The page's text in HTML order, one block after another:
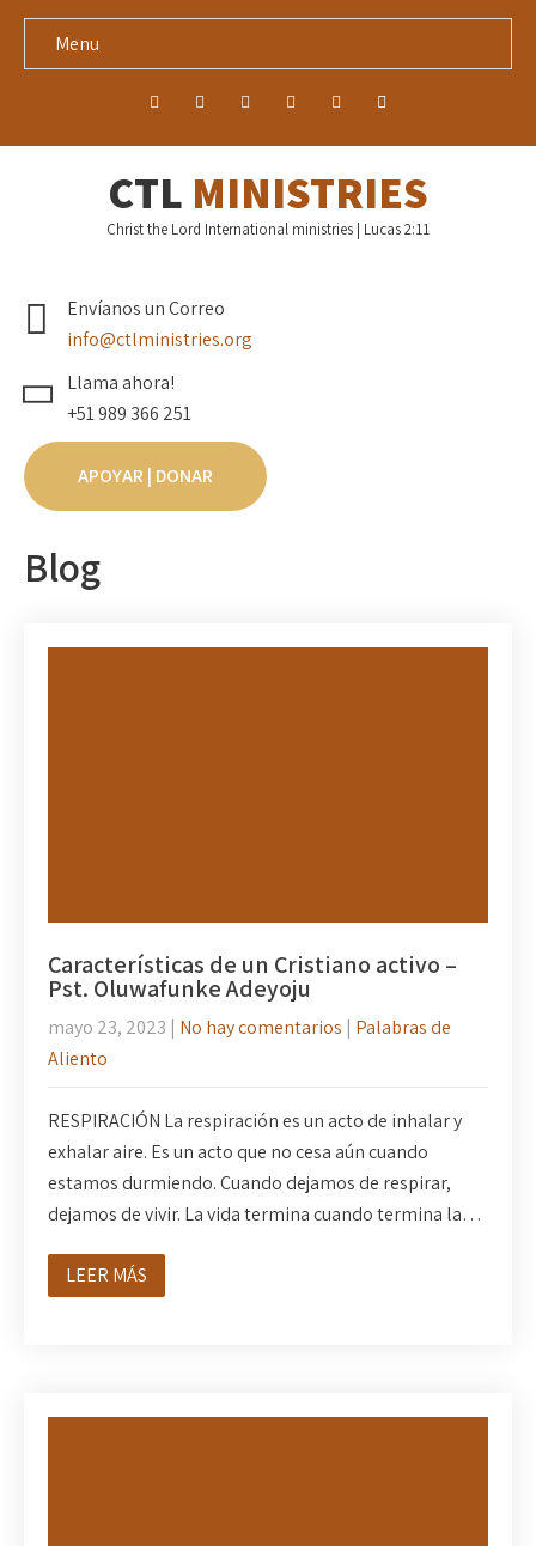
Menu
CTL MINISTRIES
Christ the Lord International ministries | Lucas 2:11
Envíanos un Correo
info@ctlministries.org
Llama ahora!
+51 989 366 251
APOYAR | DONAR
Blog
Características de un Cristiano activo –
Pst. Oluwafunke Adeyoju
mayo 23, 2023 | No hay comentarios | Palabras de
Aliento
RESPIRACIÓN La respiración es un acto de inhalar y
exhalar aire. Es un acto que no cesa aún cuando
estamos durmiendo. Cuando dejamos de respirar,
dejamos de vivir. La vida termina cuando termina la…
LEER MÁS